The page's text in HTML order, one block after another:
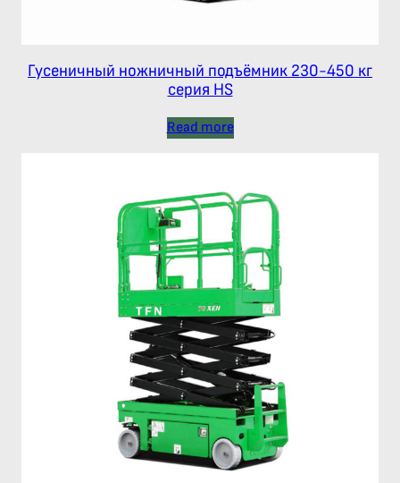
Гусеничный ножничный подъёмник 230-450 кг
серия HS
Read more